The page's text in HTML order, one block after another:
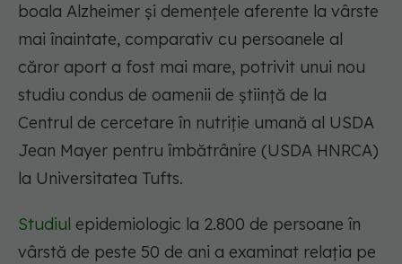
boala Alzheimer și demențele aferente la vârste
mai înaintate, comparativ cu persoanele al
căror aport a fost mai mare, potrivit unui nou
studiu condus de oamenii de știință de la
Centrul de cercetare în nutriție umană al USDA
Jean Mayer pentru îmbătrânire (USDA HNRCA)
la Universitatea Tufts.
Studiul epidemiologic la 2.800 de persoane în
vârstă de peste 50 de ani a examinat relația pe